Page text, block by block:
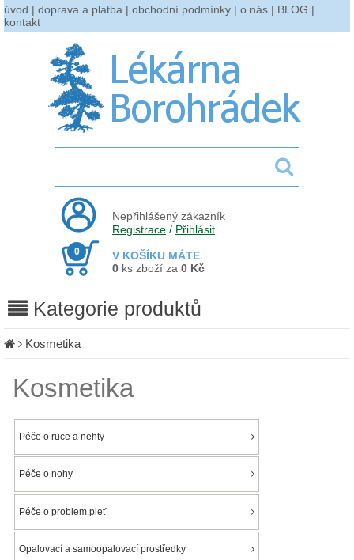
úvod | doprava a platba | obchodní podmínky | o nás | BLOG |
kontakt
Nepřihlášený zákazník
Registrace / Přihlásit
V KOŠÍKU MÁTE
0
0 ks zboží za 0 Kč
Kategorie produktů
Kosmetika
Kosmetika
Péče o ruce a nehty
Péče o nohy
Péče o problem.pleť
Opalovací a samoopalovací prostředky